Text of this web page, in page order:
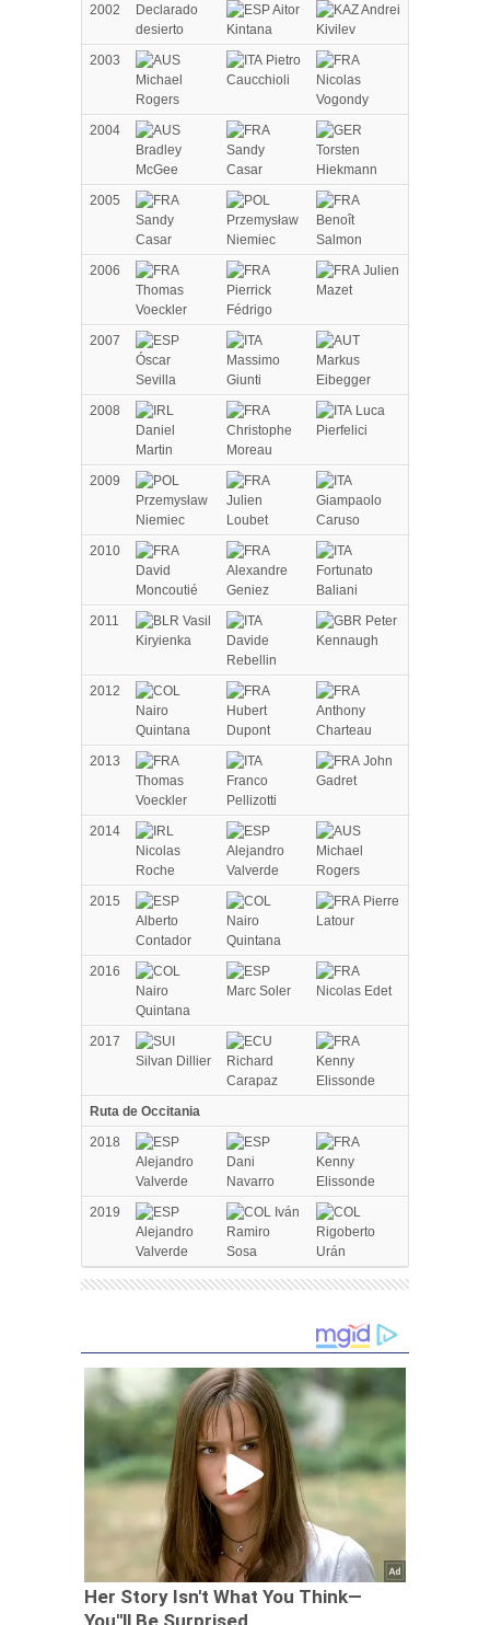
2002
Declarado
desierto
Aitor
Kintana
Andrei
Kivilev
2003
Michael
Rogers
Pietro
Caucchioli
Nicolas
Vogondy
2004
Bradley
McGee
Sandy
Casar
Torsten
Hiekmann
2005
Sandy
Casar
Przemysław
Niemiec
Benoît
Salmon
2006
Thomas
Voeckler
Pierrick
Fédrigo
Julien
Mazet
2007
Óscar
Sevilla
Massimo
Giunti
Markus
Eibegger
2008
Daniel
Martin
Christophe
Moreau
Luca
Pierfelici
2009
Przemysław
Niemiec
Julien
Loubet
Giampaolo
Caruso
2010
David
Moncoutié
Alexandre
Geniez
Fortunato
Baliani
2011
Vasil
Kiryienka
Davide
Rebellin
Peter
Kennaugh
2012
Nairo
Quintana
Hubert
Dupont
Anthony
Charteau
2013
Thomas
Voeckler
Franco
Pellizotti
John
Gadret
2014
Nicolas
Roche
Alejandro
Valverde
Michael
Rogers
2015
Alberto
Contador
Nairo
Quintana
Pierre
Latour
2016
Nairo
Quintana
Marc Soler Nicolas Edet
2017
Silvan Dillier
Richard
Carapaz
Kenny
Elissonde
Ruta de Occitania
2018
Alejandro
Valverde
Dani
Navarro
Kenny
Elissonde
2019
Alejandro
Valverde
Iván
Ramiro
Sosa
Rigoberto
Urán